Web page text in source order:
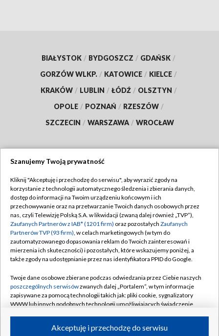
BIAŁYSTOK / BYDGOSZCZ / GDAŃSK /
GORZÓW WLKP. / KATOWICE / KIELCE /
KRAKÓW / LUBLIN / ŁÓDŹ / OLSZTYN /
OPOLE / POZNAŃ / RZESZÓW /
SZCZECIN / WARSZAWA / WROCŁAW
TVP
Abonament TVP
Emisja w TVP
Centrum informacji TVP
Naziemna Telewizja Cyfrowa
Rada Programowa
System NOS
Informacje o nadawcy
Program dla prasy
Regulamin TVP
Polityka prywatności
Moje zgody
Pomoc
Kontakt
Kanały
Szanujemy Twoją prywatność
Kliknij "Akceptuję i przechodzę do serwisu", aby wyrazić zgody na
korzystanie z technologii automatycznego śledzenia i zbierania danych,
dostęp do informacji na Twoim urządzeniu końcowym i ich
przechowywanie oraz na przetwarzanie Twoich danych osobowych przez
nas, czyli Telewizję Polską S.A. w likwidacji (zwaną dalej również „TVP”),
Zaufanych Partnerów z IAB* (1201 firm) oraz pozostałych Zaufanych
Partnerów TVP (93 firm), w celach marketingowych (w tym do
zautomatyzowanego dopasowania reklam do Twoich zainteresowań i
mierzenia ich skuteczności) i pozostałych, które wskazujemy poniżej, a
także zgody na udostępnianie przez nas identyfikatora PPID do Google.
Twoje dane osobowe zbierane podczas odwiedzania przez Ciebie naszych
poszczególnych serwisówzwanych dalej „Portalem”, w tym informacje
zapisywane za pomocą technologii takich jak: pliki cookie, sygnalizatory
WWW lub innych podobnych technologii umożliwiających świadczenie
ruchu w Internecie.Akceptuję i przechodzę do serwisu